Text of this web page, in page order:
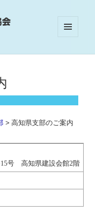
>高知県支部のご案内
15号 高知県建設会館2階